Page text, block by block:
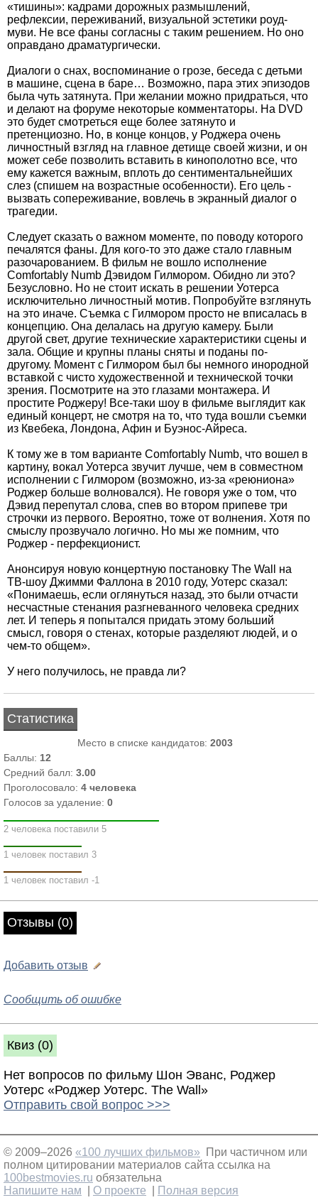
«тишины»: кадрами дорожных размышлений,
рефлексии, переживаний, визуальной эстетики роуд-
муви. Не все фаны согласны с таким решением. Но оно
оправдано драматургически.
Диалоги о снах, воспоминание о грозе, беседа с детьми
в машине, сцена в баре… Возможно, пара этих эпизодов
была чуть затянута. При желании можно придраться, что
и делают на форуме некоторые комментаторы. На DVD
это будет смотреться еще более затянуто и
претенциозно. Но, в конце концов, у Роджера очень
личностный взгляд на главное детище своей жизни, и он
может себе позволить вставить в кинополотно все, что
ему кажется важным, вплоть до сентиментальнейших
слез (спишем на возрастные особенности). Его цель -
вызвать сопереживание, вовлечь в экранный диалог о
трагедии.
Следует сказать о важном моменте, по поводу которого
печалятся фаны. Для кого-то это даже стало главным
разочарованием. В фильм не вошло исполнение
Comfortably Numb Дэвидом Гилмором. Обидно ли это?
Безусловно. Но не стоит искать в решении Уотерса
исключительно личностный мотив. Попробуйте взглянуть
на это иначе. Съемка с Гилмором просто не вписалась в
концепцию. Она делалась на другую камеру. Были
другой свет, другие технические характеристики сцены и
зала. Общие и крупны планы сняты и поданы по-
другому. Момент с Гилмором был бы немного инородной
вставкой с чисто художественной и технической точки
зрения. Посмотрите на это глазами монтажера. И
простите Роджеру! Все-таки шоу в фильме выглядит как
единый концерт, не смотря на то, что туда вошли съемки
из Квебека, Лондона, Афин и Буэнос-Айреса.
К тому же в том варианте Comfortably Numb, что вошел в
картину, вокал Уотерса звучит лучше, чем в совместном
исполнении с Гилмором (возможно, из-за «реюниона»
Роджер больше волновался). Не говоря уже о том, что
Дэвид перепутал слова, спев во втором припеве три
строчки из первого. Вероятно, тоже от волнения. Хотя по
смыслу прозвучало логично. Но мы же помним, что
Роджер - перфекционист.
Анонсируя новую концертную постановку The Wall на
ТВ-шоу Джимми Фаллона в 2010 году, Уотерс сказал:
«Понимаешь, если оглянуться назад, это были отчасти
несчастные стенания разгневанного человека средних
лет. И теперь я попытался придать этому больший
смысл, говоря о стенах, которые разделяют людей, и о
чем-то общем».
У него получилось, не правда ли?
Статистика
Место в списке кандидатов: 2003
Баллы: 12
Средний балл: 3.00
Проголосовало: 4 человека
Голосов за удаление: 0
2 человека поставили 5
1 человек поставил 3
1 человек поставил -1
Отзывы (0)
Добавить отзыв
Сообщить об ошибке
Квиз (0)
Нет вопросов по фильму Шон Эванс, Роджер
Уотерс «Роджер Уотерс. The Wall»
Отправить свой вопрос >>>
© 2009–2026 «100 лучших фильмов» При частичном или
полном цитировании материалов сайта ссылка на
100bestmovies.ru обязательна
Напишите нам
О проекте Полная версия